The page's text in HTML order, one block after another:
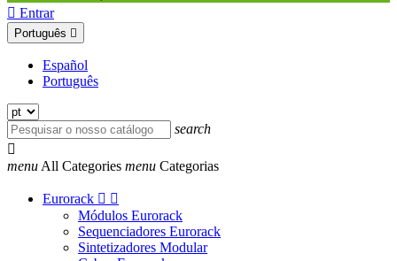
 Entrar
Português 
Español
Português
search

menu All Categories menu Categorias
Eurorack  
Módulos Eurorack
Sequenciadores Eurorack
Sintetizadores Modular